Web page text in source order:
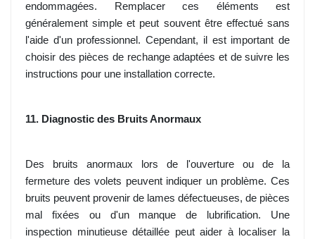
endommagées. Remplacer ces éléments est
généralement simple et peut souvent être effectué sans
l'aide d'un professionnel. Cependant, il est important de
choisir des pièces de rechange adaptées et de suivre les
instructions pour une installation correcte.
11. Diagnostic des Bruits Anormaux
Des bruits anormaux lors de l'ouverture ou de la
fermeture des volets peuvent indiquer un problème. Ces
bruits peuvent provenir de lames défectueuses, de pièces
mal fixées ou d'un manque de lubrification. Une
inspection minutieuse détaillée peut aider à localiser la